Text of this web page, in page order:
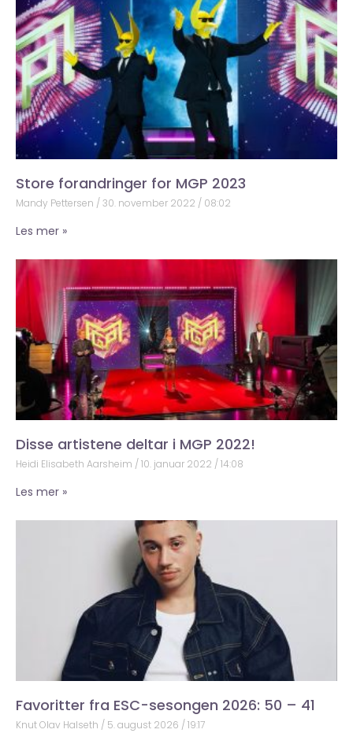
Store forandringer for MGP 2023
Mandy Pettersen 30. november 2022 08:02
Les mer »
Disse artistene deltar i MGP 2022!
Heidi Elisabeth Aarsheim 10. januar 2022 14:08
Les mer »
Favoritter fra ESC-sesongen 2026: 50 – 41
Knut Olav Halseth 5. august 2026 19:17